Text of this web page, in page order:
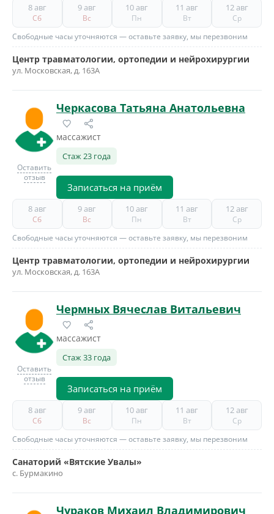
8 авг
Сб
9 авг
Вс
10 авг
Пн
11 авг
Вт
12 авг
Ср
Свободные часы уточняются — оставьте заявку, мы перезвоним
Центр травматологии, ортопедии и нейрохирургии
ул. Московская, д. 163А
Оставить
отзыв
Черкасова Татьяна Анатольевна
массажист
Стаж 23 года
Записаться на приём
8 авг
Сб
9 авг
Вс
10 авг
Пн
11 авг
Вт
12 авг
Ср
Свободные часы уточняются — оставьте заявку, мы перезвоним
Центр травматологии, ортопедии и нейрохирургии
ул. Московская, д. 163А
Оставить
отзыв
Чермных Вячеслав Витальевич
массажист
Стаж 33 года
Записаться на приём
8 авг
Сб
9 авг
Вс
10 авг
Пн
11 авг
Вт
12 авг
Ср
Свободные часы уточняются — оставьте заявку, мы перезвоним
Санаторий «Вятские Увалы»
с. Бурмакино
Чураков Михаил Владимирович